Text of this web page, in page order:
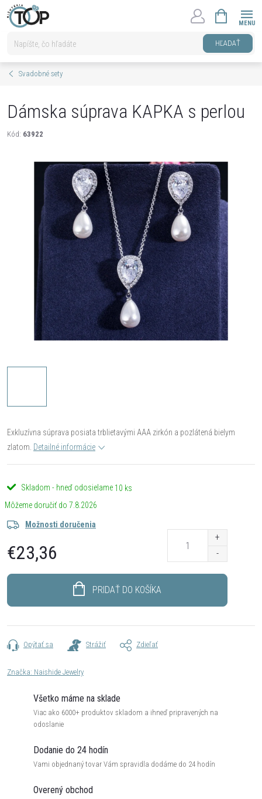
Prejsť
na
HĽADAŤ
KOŠÍK
Svadobné sety
Dámska súprava KAPKA s perlou
Kód: 63922
Exkluzívna súprava posiata trblietavými AAA zirkón a pozlátená bielym
zlatom. Detailné informácie
Skladom - hneď odosielame 10 ks
7.8.2026
Možnosti doručenia
€23,36
PRIDAŤ DO KOŠÍKA
Opýtať sa Strážiť Zdieľať
Značka: Naishide Jewelry
Všetko máme na sklade
Viac ako 6000+ produktov skladom a ihneď pripravených na
odoslanie
Dodanie do 24 hodín
Vami objednaný tovar Vám spravidla dodáme do 24 hodín
Overený obchod